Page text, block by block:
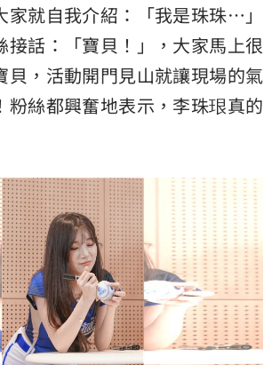
家就自我介紹：「我是珠珠…」
接話：「寶貝！」，大家馬上很
貝，活動開門見山就讓現場的氣
粉絲都興奮地表示，李珠珢真的